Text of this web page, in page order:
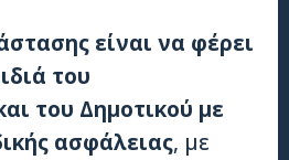
είναι να φέρει
του
του Δημοτικού με
ασφάλειας, με